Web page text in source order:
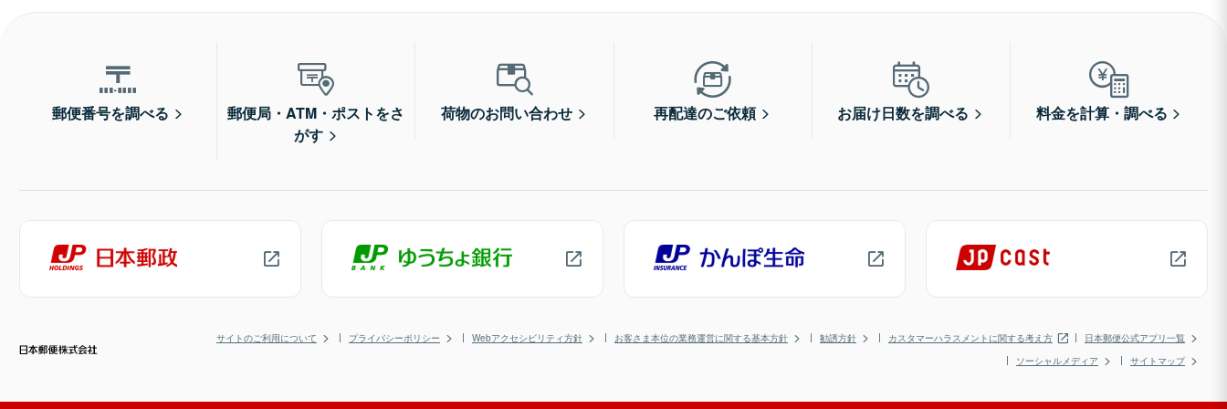
郵便番号を調べる
郵便局・ATM・ポストをさ
がす
荷物のお問い合わせ 再配達のご依頼 お届け日数を調べる 料金を計算・調べる
サイトのご利用について プライバシーポリシー Webアクセシビリティ方針 お客さま本位の業務運営に関する基本方針 勧誘方針 カスタマーハラスメントに関する考え方
日本郵便公式アプリ一覧
ソーシャルメディア
サイトマップ